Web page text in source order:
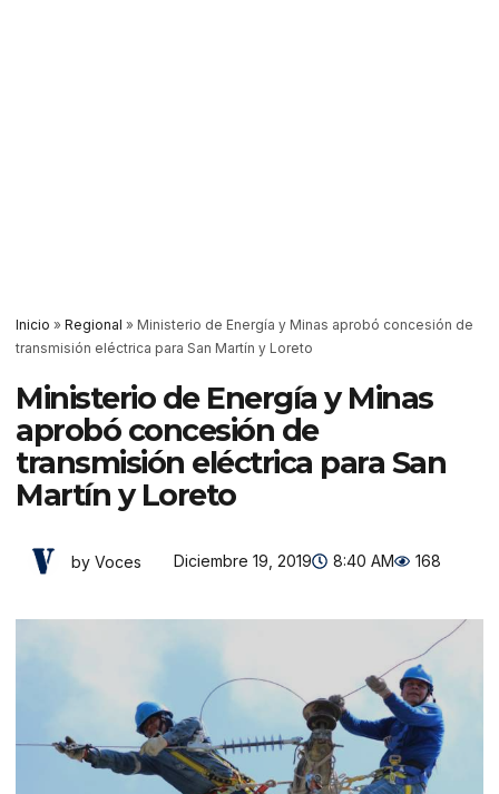
Inicio » Regional » Ministerio de Energía y Minas aprobó concesión de
transmisión eléctrica para San Martín y Loreto
Ministerio de Energía y Minas
aprobó concesión de
transmisión eléctrica para San
Martín y Loreto
by Voces Diciembre 19, 2019 8:40 AM 168